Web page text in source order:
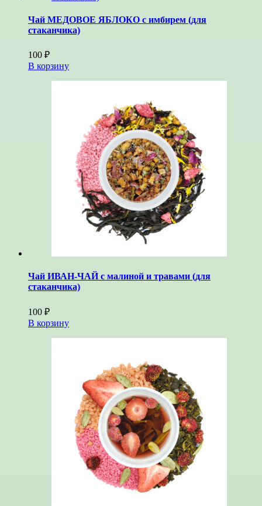
Чай МЕДОВОЕ ЯБЛОКО с имбирем (для
стаканчика)
100 ₽
В корзину
Чай ИВАН-ЧАЙ с малиной и травами (для
стаканчика)
100 ₽
В корзину